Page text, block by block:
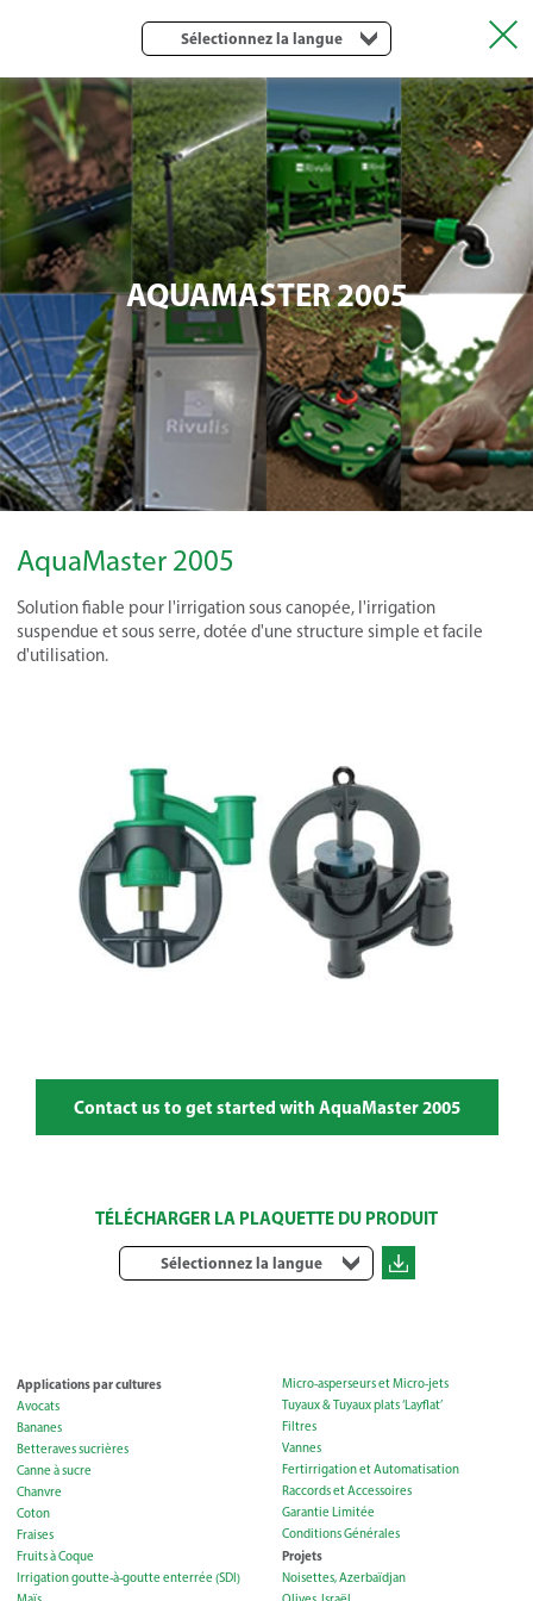
Sélectionnez la langue
AQUAMASTER 2005
AquaMaster 2005
Solution fiable pour l'irrigation sous canopée, l'irrigation
suspendue et sous serre, dotée d'une structure simple et facile
d'utilisation.
Contact us to get started with AquaMaster 2005
TÉLÉCHARGER LA PLAQUETTE DU PRODUIT
Sélectionnez la langue
Applications par cultures
Avocats
Bananes
Betteraves sucrières
Canne à sucre
Chanvre
Coton
Fraises
Fruits à Coque
Irrigation goutte-à-goutte enterrée (SDI)
Micro-asperseurs et Micro-jets
Tuyaux & Tuyaux plats ‘Layflat’
Filtres
Vannes
Fertirrigation et Automatisation
Raccords et Accessoires
Garantie Limitée
Conditions Générales
Projets
Noisettes, Azerbaïdjan